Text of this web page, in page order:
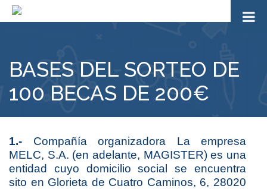
BASES DEL SORTEO DE
100 BECAS DE 200€
1.- Compañía organizadora La empresa
MELC, S.A. (en adelante, MAGISTER) es una
entidad cuyo domicilio social se encuentra
sito en Glorieta de Cuatro Caminos, 6, 28020